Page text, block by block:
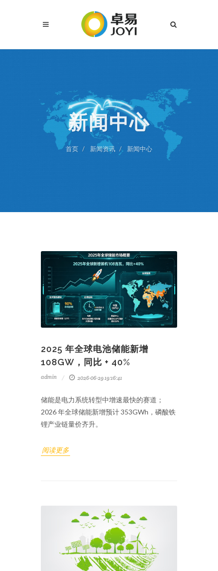
新闻中心
首页 新闻资讯 新闻中心
2025 年全球电池储能新增
108GW，同比 + 40%
admin 2026-06-29 19:16:41
储能是电力系统转型中增速最快的赛道；
2026 年全球储能新增预计 353GWh，磷酸铁
锂产业链量价齐升。
阅读更多